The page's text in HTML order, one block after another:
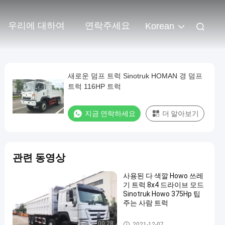
우리에 대하여 연락주세요 Korean
새로운 덤프 트럭 Sinotruk HOMAN 경 덤프
트럭 116HP 트럭
지금 연락하세요 더 알아보기
관련 동영상
00:28
사용된 다 색깔 Howo 쓰레
기 트럭 8x4 드라이브 모드
Sinotruk Howo 375Hp 팁
주는 사람 트럭
사용된 덤프 트럭